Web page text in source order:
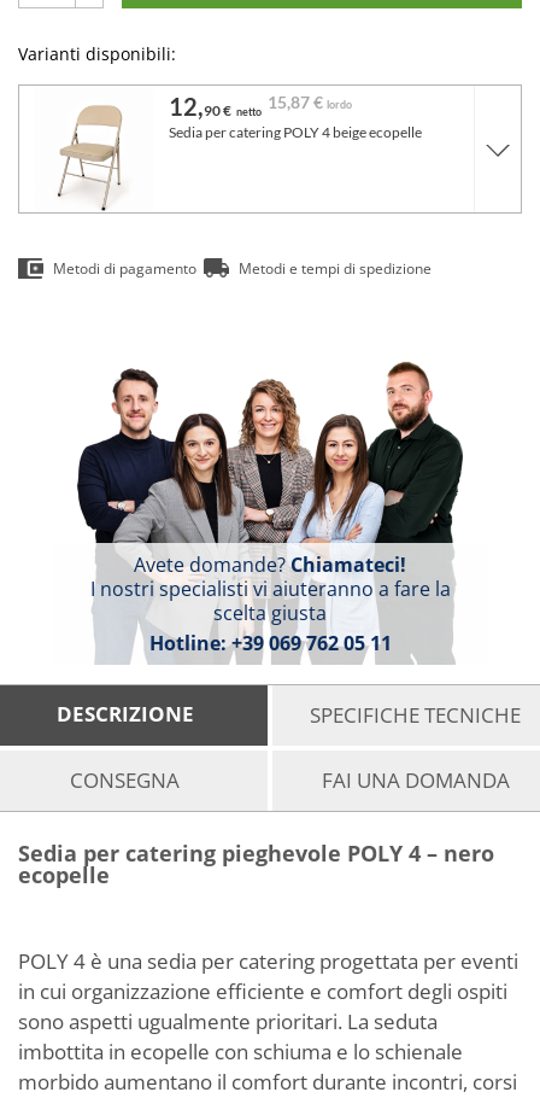
Varianti disponibili:
12,90 € netto 15,87 € lordo
Sedia per catering POLY 4 beige ecopelle
Metodi di pagamento Metodi e tempi di spedizione
Avete domande?Chiamateci!
I nostri specialisti vi aiuteranno a fare la
scelta giusta
Hotline:+39 069 762 05 11
DESCRIZIONE SPECIFICHE TECNICHE
CONSEGNA FAI UNA DOMANDA
Sedia per catering pieghevole POLY 4 – nero
ecopelle
POLY 4 è una sedia per catering progettata per eventi
in cui organizzazione efficiente e comfort degli ospiti
sono aspetti ugualmente prioritari. La seduta
imbottita in ecopelle con schiuma e lo schienale
morbido aumentano il comfort durante incontri, corsi